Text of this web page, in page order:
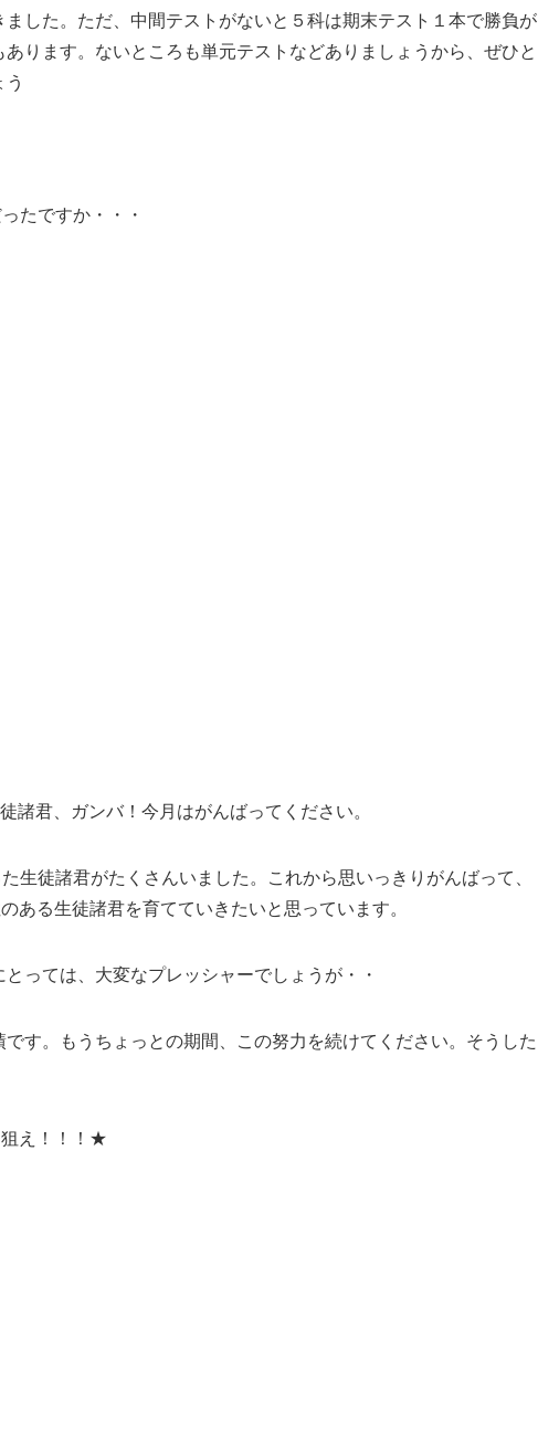
ました。ただ、中間テストがないと５科は期末テスト１本で勝負が
ります。ないところも単元テストなどありましょうから、ぜひと
だったですか・・・
めでとう
君、ガンバ！今月はがんばってください。
生徒諸君がたくさんいました。これから思いっきりがんばって、
ある生徒諸君を育てていきたいと思っています。
っては、大変なプレッシャーでしょうが・・
す。もうちょっとの期間、この努力を続けてください。そうした
え！！！★